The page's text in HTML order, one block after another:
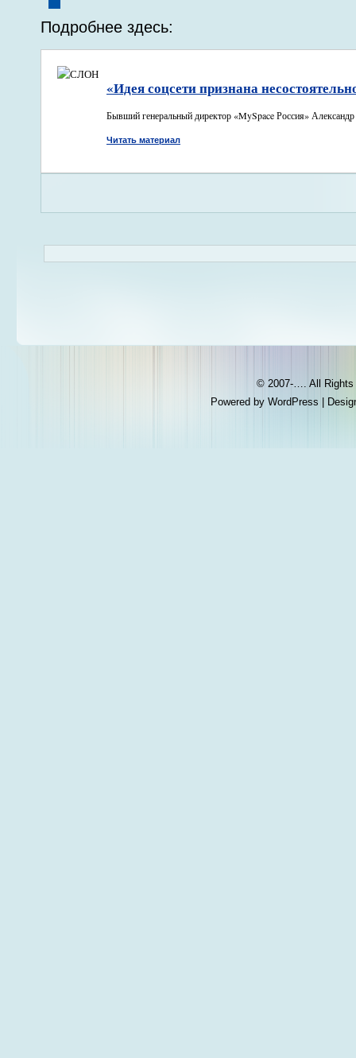
Подробнее здесь:
«Идея соцсети признана
Бывший генеральный директор «MySpace Россия» Александр
Читать материал
© 2007-…. All
Powered by WordPress |